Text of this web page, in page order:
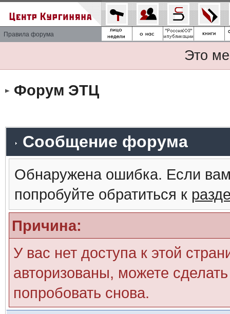
Правила форума
Это
Форум ЭТЦ
Сообщение форума
Обнаружена ошибка. Если
попробуйте обратиться к
Причина:
У вас нет доступа к этой
авторизованы, можете
попробовать снова.